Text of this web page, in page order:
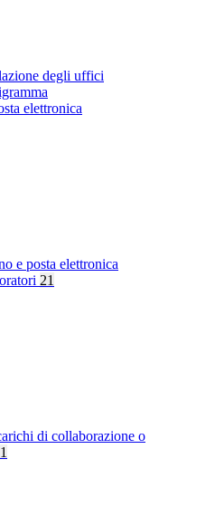
degli uffici
elettronica
e posta elettronica
21
di collaborazione o